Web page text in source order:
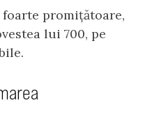
promițătoare,
lui 700, pe